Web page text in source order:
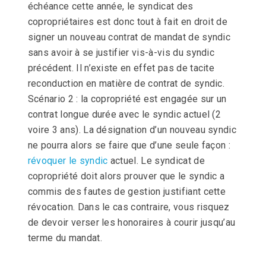
échéance cette année, le syndicat des
copropriétaires est donc tout à fait en droit de
signer un nouveau contrat de mandat de syndic
sans avoir à se justifier vis-à-vis du syndic
précédent. Il n’existe en effet pas de tacite
reconduction en matière de contrat de syndic.
Scénario 2 : la copropriété est engagée sur un
contrat longue durée avec le syndic actuel (2
voire 3 ans). La désignation d’un nouveau syndic
ne pourra alors se faire que d’une seule façon :
révoquer le syndic actuel. Le syndicat de
copropriété doit alors prouver que le syndic a
commis des fautes de gestion justifiant cette
révocation. Dans le cas contraire, vous risquez
de devoir verser les honoraires à courir jusqu’au
terme du mandat.